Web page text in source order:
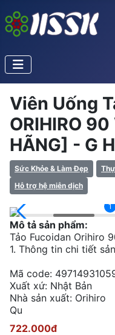
Viên Uống
ORIHIRO
HÃNG] - G
Sức Khỏe & Làm Đẹp
Hỗ trợ hệ miễn dịch
1
Mô tả sản phẩm:
Tảo Fucoidan Orihiro
1. Thông tin chi tiết
Mã code:
Xuất xứ: Nhật Bản
Nhà sản xuất: Orihiro
Qu
722.000đ